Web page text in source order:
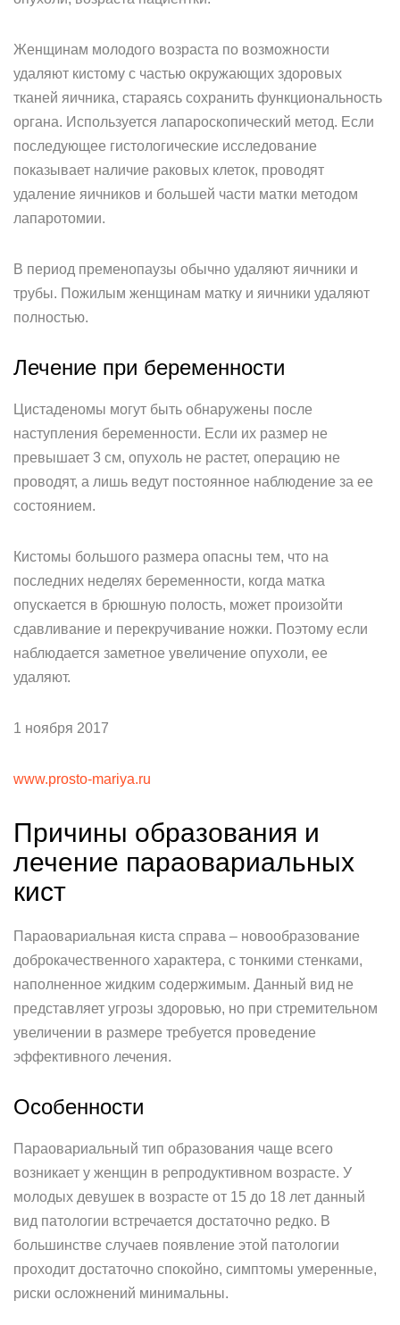
Женщинам молодого возраста по возможности
удаляют кистому с частью окружающих здоровых
тканей яичника, стараясь сохранить функциональность
органа. Используется лапароскопический метод. Если
последующее гистологические исследование
показывает наличие раковых клеток, проводят
удаление яичников и большей части матки методом
лапаротомии.
В период пременопаузы обычно удаляют яичники и
трубы. Пожилым женщинам матку и яичники удаляют
полностью.
Лечение при беременности
Цистаденомы могут быть обнаружены после
наступления беременности. Если их размер не
превышает 3 см, опухоль не растет, операцию не
проводят, а лишь ведут постоянное наблюдение за ее
состоянием.
Кистомы большого размера опасны тем, что на
последних неделях беременности, когда матка
опускается в брюшную полость, может произойти
сдавливание и перекручивание ножки. Поэтому если
наблюдается заметное увеличение опухоли, ее
удаляют.
1 ноября 2017
www.prosto-mariya.ru
Причины образования и
лечение параовариальных
кист
Параовариальная киста справа – новообразование
доброкачественного характера, с тонкими стенками,
наполненное жидким содержимым. Данный вид не
представляет угрозы здоровью, но при стремительном
увеличении в размере требуется проведение
эффективного лечения.
Особенности
Параовариальный тип образования чаще всего
возникает у женщин в репродуктивном возрасте. У
молодых девушек в возрасте от 15 до 18 лет данный
вид патологии встречается достаточно редко. В
большинстве случаев появление этой патологии
проходит достаточно спокойно, симптомы умеренные,
риски осложнений минимальны.